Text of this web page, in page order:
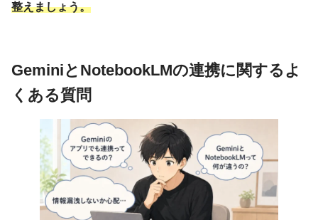
整えましょう。
GeminiとNotebookLMの連携に関するよ
くある質問